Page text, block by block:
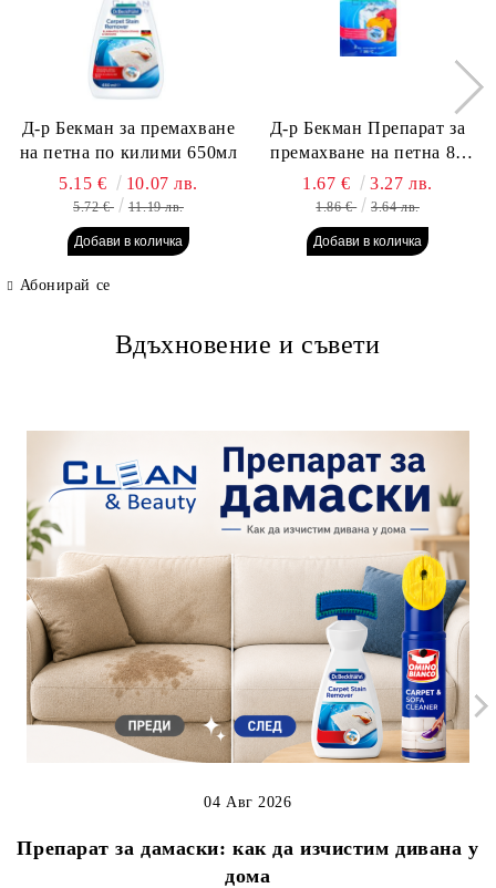
Д-р Бекман за премахване
на петна по килими 650мл
5.15 €
10.07 лв.
5.72 € 11.19 лв.
Д-р Бекман Препарат за
премахване на петна 80
гр. Пауч
1.67 € 3.27 лв.
1.86 € 3.64 лв.
Абонирай се
Вдъхновение и съвети
Препарат за дамаски: как да изчистим дивана у
дома
04 Авг 2026